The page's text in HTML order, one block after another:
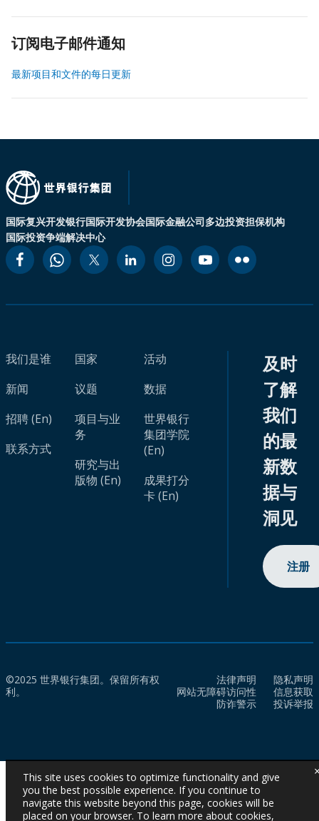
订阅电子邮件通知
最新项目和文件的每日更新
国际复兴开发银行国际开发协会国际金融公司多边投资担保机构
国际投资争端解决中心
我们是谁
新闻
招聘 (En)
联系方式
国家
议题
项目与业
务
研究与出
版物 (En)
活动
数据
世界银行
集团学院
(En)
成果打分
卡 (En)
及时
了解
我们
的最
新数
据与
洞见
注册
©2025 世界银行集团。保留所有权
利。
法律声明
隐私声明
网站无障碍访问性
信息获取
防诈警示
投诉举报
This site uses cookies to optimize functionality and give
you the best possible experience. If you continue to
navigate this website beyond this page, cookies will be
placed on your browser. To learn more about cookies,